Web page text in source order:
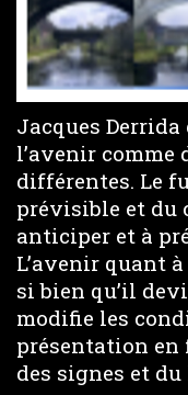
Jacques
l’avenir
différentes. Le
prévisible et du
anticiper et à
L’avenir quant
si bien qu’il
modifie les
présentation
des signes et du